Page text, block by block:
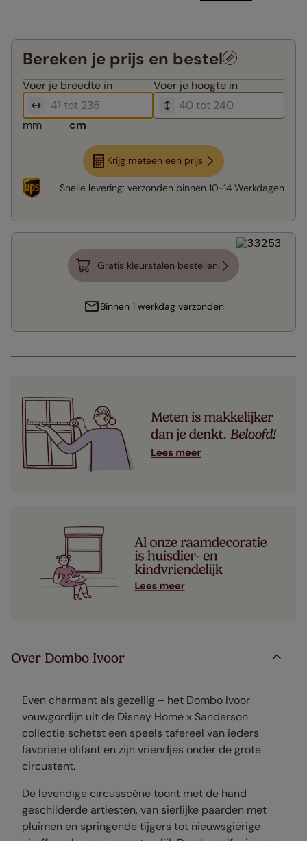
Bereken je prijs en bestel
Voer je breedte in Voer je hoogte in
mm cm
Krijg meteen een prijs
Snelle levering: verzonden binnen 10-14 Werkdagen
Gratis kleurstalen bestellen
Binnen 1 werkdag verzonden
Over Dombo Ivoor
Even charmant als gezellig – het Dombo Ivoor
vouwgordijn uit de Disney Home x Sanderson
collectie schetst een speels tafereel van ieders
favoriete olifant en zijn vriendjes onder de grote
circustent.
De levendige circusscène toont met de hand
geschilderde artiesten, van sierlijke paarden met
pluimen en springende tijgers tot nieuwsgierige